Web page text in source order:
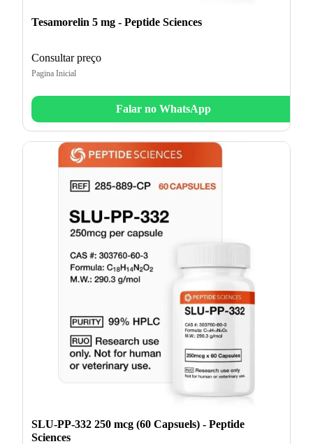
Tesamorelin 5 mg - Peptide Sciences
Consultar preço
Pagina Inicial
Falar no WhatsApp
SLU-PP-332 250 mcg (60 Capsuels) - Peptide
Sciences